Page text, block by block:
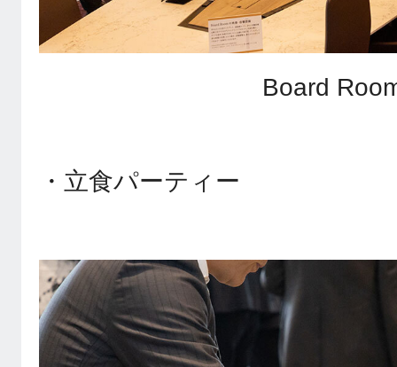
Board
・立食パーティー